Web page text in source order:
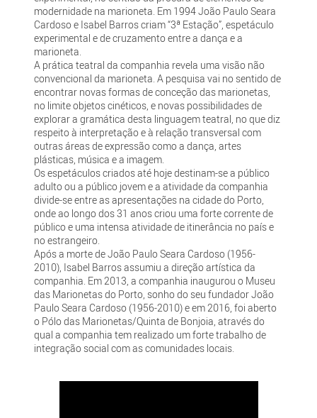
modernidade na marioneta. Em 1994 João Paulo Seara
Cardoso e Isabel Barros criam “3ª Estação”, espetáculo
experimental e de cruzamento entre a dança e a
marioneta.
A prática teatral da companhia revela uma visão não
convencional da marioneta. A pesquisa vai no sentido de
encontrar novas formas de conceção das marionetas,
no limite objetos cinéticos, e novas possibilidades de
explorar a gramática desta linguagem teatral, no que diz
respeito à interpretação e à relação transversal com
outras áreas de expressão como a dança, artes
plásticas, música e a imagem.
Os espetáculos criados até hoje destinam-se a público
adulto ou a público jovem e a atividade da companhia
divide-se entre as apresentações na cidade do Porto,
onde ao longo dos 31 anos criou uma forte corrente de
público e uma intensa atividade de itinerância no país e
no estrangeiro.
Após a morte de João Paulo Seara Cardoso (1956-
2010), Isabel Barros assumiu a direção artística da
companhia. Em 2013, a companhia inaugurou o Museu
das Marionetas do Porto, sonho do seu fundador João
Paulo Seara Cardoso (1956-2010) e em 2016, foi aberto
o Pólo das Marionetas/Quinta de Bonjoia, através do
qual a companhia tem realizado um forte trabalho de
integração social com as comunidades locais.